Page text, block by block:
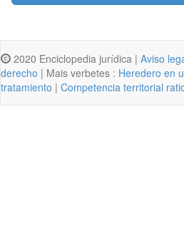
2020 Enciclopedia jurídica | Aviso
derecho | Mais verbetes : Heredero en
tratamiento | Competencia territorial